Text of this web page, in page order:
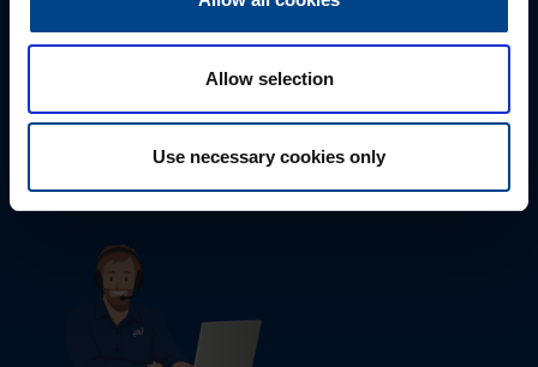
Allow selection
Use necessary cookies only
0207 463 515